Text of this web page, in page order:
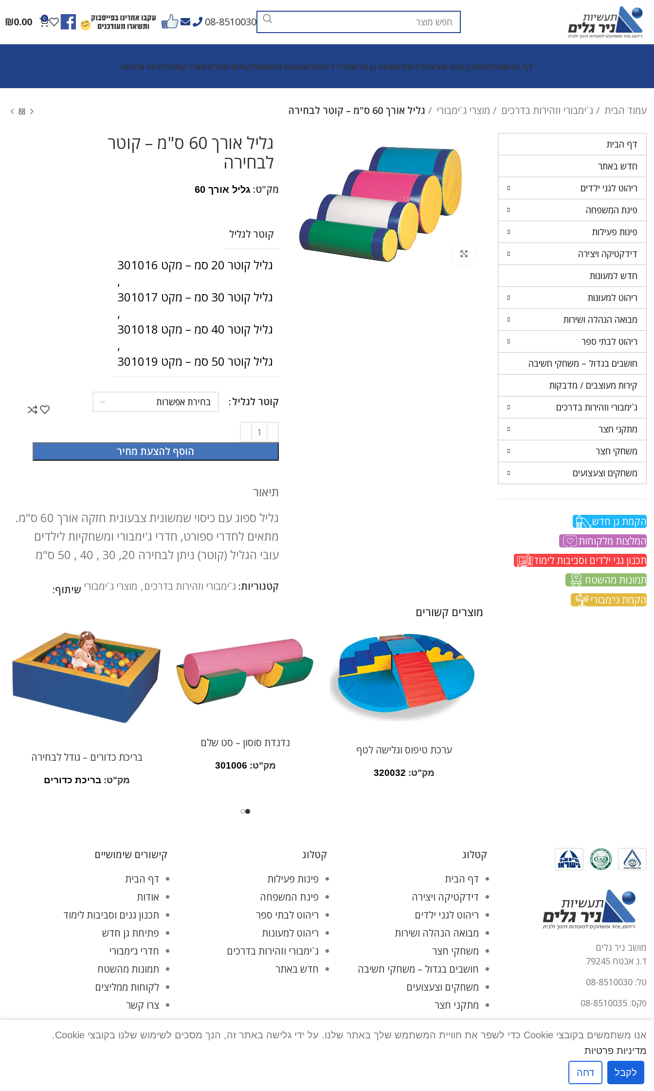
08-8510030
0
₪0.00
דף הביתאודותתכנון גנים וסביבות לימודפתיחת גן חדשחדרי ג’ימבוריתמונות מהשטחלקוחות ממליציםצרו קשרמדיניות פרטיות
עמוד הבית ג`ימבורי וזהירות בדרכים מוצרי ג`ימבורי גליל אורך 60 ס"מ – קוטר לבחירה
דף הבית
חדש באתר
ריהוט לגני ילדים
פינת המשפחה
פינות פעילות
דידקטיקה ויצירה
חדש למעונות
ריהוט למעונות
מבואה הנהלה ושירות
ריהוט לבתי ספר
חושבים בגדול – משחקי חשיבה
קירות מעוצבים / מדבקות
ג`ימבורי וזהירות בדרכים
מתקני חצר
משחקי חצר
משחקים וצעצועים
הקמת גן חדש
המלצות מלקוחות
תכנון גני ילדים וסביבות לימוד
תמונות מהשטח
הקמת גי'מבורי
לחץ להגדלה
גליל אורך 60 ס"מ – קוטר
לבחירה
מק"ט: גליל אורך 60
קוטר לגליל
גליל קוטר 20 סמ – מקט 301016
,
גליל קוטר 30 סמ – מקט 301017
,
גליל קוטר 40 סמ – מקט 301018
,
גליל קוטר 50 סמ – מקט 301019
קוטר לגליל
הוסף להצעת מחיר
תיאור
גליל ספוג עם כיסוי שמשונית צבעונית חזקה אורך 60 ס"מ.
מתאים לחדרי ספורט, חדרי ג'ימבורי ומשחקיות לילדים
עובי הגליל (קוטר) ניתן לבחירה 20, 30 , 40 , 50 ס"מ
קטגוריות: ג`ימבורי וזהירות בדרכים, מוצרי ג`ימבורי שיתוף:
מוצרים קשורים
ערכת טיפוס וגלישה לטף
מק"ט: 320032
נדנדת סוסון – סט שלם
מק"ט: 301006
בריכת כדורים – גודל לבחירה
מק"ט:בריכת כדורים
מושב ניר גלים
ד.נ אבטח 79245
טל: 08-8510030
פקס: 08-8510035
קטלוג
דף הבית
דידקטיקה ויצירה
ריהוט לגני ילדים
מבואה הנהלה ושירות
משחקי חצר
חושבים בגדול – משחקי חשיבה
משחקים וצעצועים
מתקני חצר
החשבון שלי
קטלוג
פינות פעילות
פינת המשפחה
ריהוט לבתי ספר
ריהוט למעונות
ג`ימבורי וזהירות בדרכים
חדש באתר
קישורים שימושיים
דף הבית
אודות
תכנון גנים וסביבות לימוד
פתיחת גן חדש
חדרי ג’ימבורי
תמונות מהשטח
לקוחות ממליצים
צרו קשר
מדיניות פרטיות
אפיק פרסום
אנו משתמשים בקובצי Cookie כדי לשפר את חוויית המשתמש שלך באתר שלנו. על ידי גלישה באתר זה, הנך מסכים לשימוש שלנו בקובצי Cookie.
מדיניות פרטיות
לקבל דחה